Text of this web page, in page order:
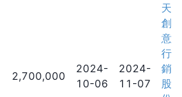
2,700,000
2024-
10-06
2024-
11-07
天
創
意
行
銷
股